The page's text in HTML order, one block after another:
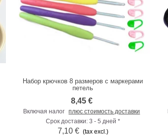
К сравнению
Набор крючков 8 размеров с маркерами
петель
8,45 €
Включая налог плюс стоимость доставки
Срок доставки: 3 - 5 дней *
7,10 € (tax excl.)